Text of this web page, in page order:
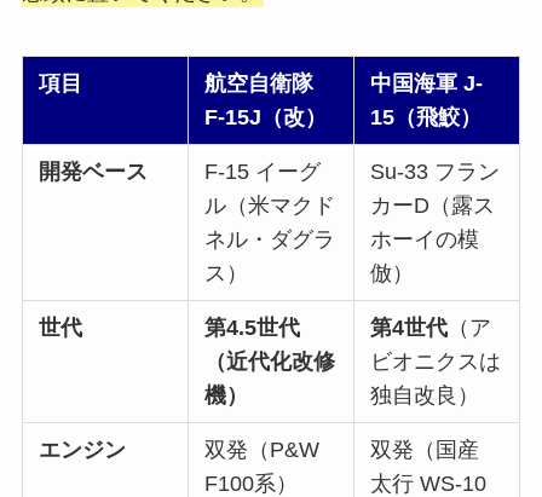
項目
航空自衛隊
F-15J（改）
中国海軍 J-
15（飛鮫）
開発ベース
F-15 イーグ
ル（米マクド
ネル・ダグラ
ス）
Su-33 フラン
カーD（露ス
ホーイの模
倣）
世代
第4.5世代
（近代化改修
機）
第4世代 （ア
ビオニクスは
独自改良）
エンジン
双発（P&W
F100系）
双発（国産
太行 WS-10